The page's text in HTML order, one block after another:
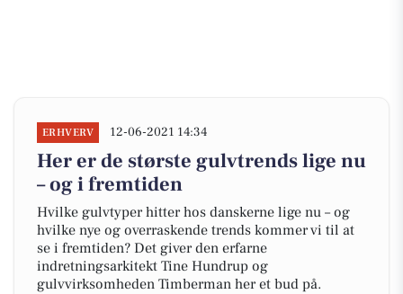
ERHVERV 12-06-2021 14:34
Her er de største gulvtrends lige nu
– og i fremtiden
Hvilke gulvtyper hitter hos danskerne lige nu – og
hvilke nye og overraskende trends kommer vi til at
se i fremtiden? Det giver den erfarne
indretningsarkitekt Tine Hundrup og
gulvvirksomheden Timberman her et bud på.